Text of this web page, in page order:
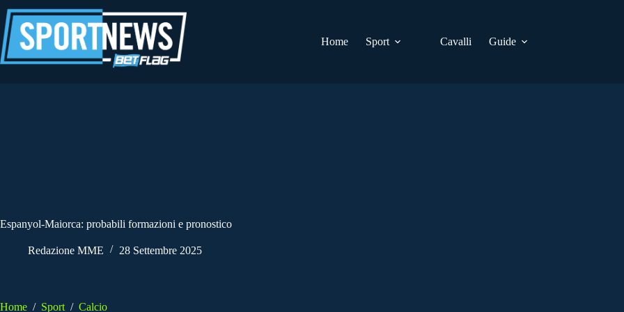
al
contenuto
Home
Sport Cavalli Guide
Espanyol-Maiorca: probabili formazioni e pronostico
Redazione MME 28 Settembre 2025
Home / Sport / Calcio